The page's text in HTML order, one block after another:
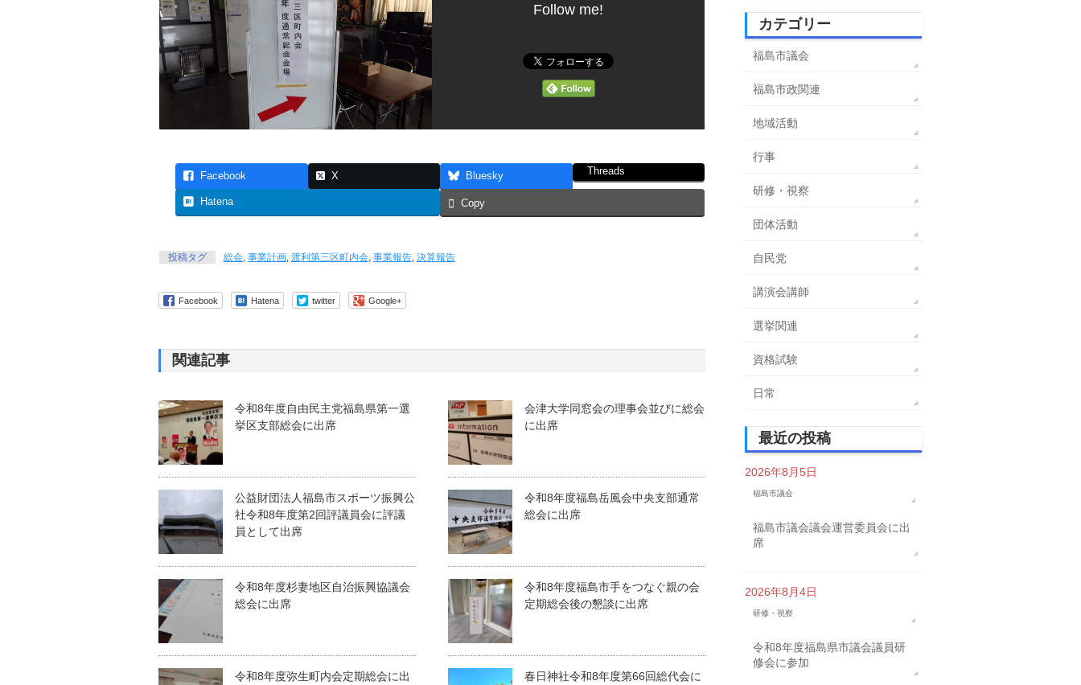
Follow me!
Facebook X Bluesky Threads
Hatena Copy
投稿タグ 総会, 事業計画, 渡利第三区町内会, 事業報告, 決算報告
Facebook Hatena twitter Google+
関連記事
令和8年度自由民主党福島県第一選
挙区支部総会に出席
会津大学同窓会の理事会並びに総会
に出席
公益財団法人福島市スポーツ振興公
社令和8年度第2回評議員会に評議
員として出席
令和8年度福島岳風会中央支部通常
総会に出席
令和8年度杉妻地区自治振興協議会
総会に出席
令和8年度福島市手をつなぐ親の会
定期総会後の懇談に出席
令和8年度弥生町内会定期総会に出
春日神社令和8年度第66回総代会に
カテゴリー
福島市議会
福島市政関連
地域活動
行事
研修・視察
団体活動
自民党
講演会講師
選挙関連
資格試験
日常
最近の投稿
2026年8月5日
福島市議会
福島市議会議会運営委員会に出
席
2026年8月4日
研修・視察
令和8年度福島県市議会議員研
修会に参加